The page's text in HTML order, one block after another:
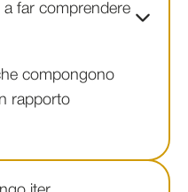
far comprendere
compongono
rapporto